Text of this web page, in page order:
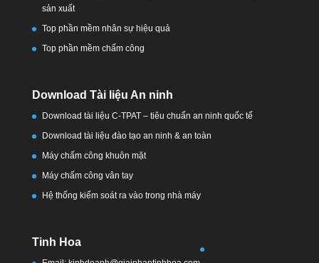
sản xuất
Top phần mềm nhân sự hiệu quả
Top phần mềm chấm công
Download Tài liệu An ninh
Download tài liệu C-TPAT – tiêu chuẩn an ninh quốc tế
Download tài liệu đào tạo an ninh & an toàn
Máy chấm công khuôn mặt
Máy chấm công vân tay
Hệ thống kiểm soát ra vào trong nhà máy
Tinh Hoa